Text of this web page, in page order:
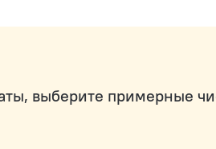
выберите примерные